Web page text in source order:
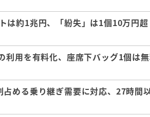
は約1兆円、「紛失」は1個10万
利用を有料化、座席下バッグ1個は
める乗り継ぎ需要に対応、27時間